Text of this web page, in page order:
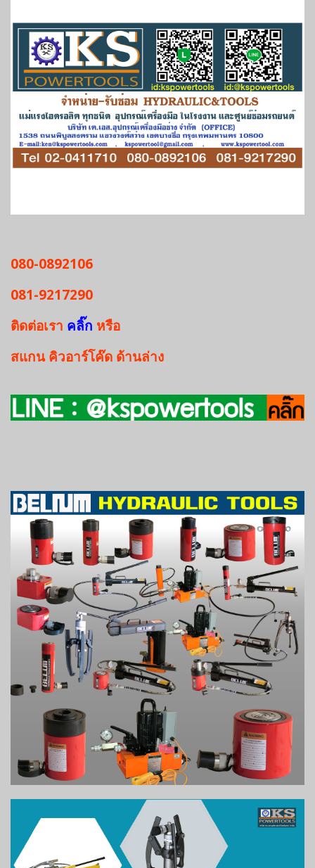
080-0892106
081-9217290
ติดต่อเรา คลิ๊ก หรือ
สแกนคิวอาร์โค๊ด ด้านล่าง